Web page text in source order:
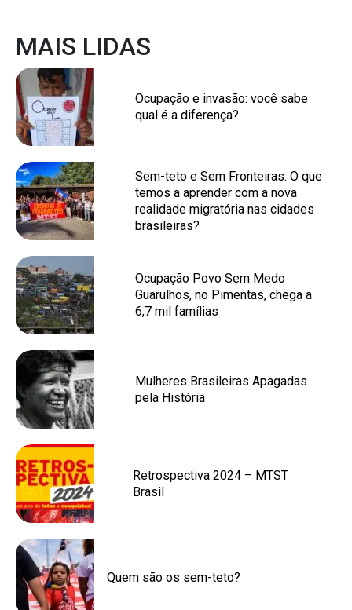
MAIS LIDAS
Ocupação e invasão: você sabe
qual é a diferença?
Sem-teto e Sem Fronteiras: O que
temos a aprender com a nova
realidade migratória nas cidades
brasileiras?
Ocupação Povo Sem Medo
Guarulhos, no Pimentas, chega a
6,7 mil famílias
Mulheres Brasileiras Apagadas
pela História
Retrospectiva 2024 – MTST
Brasil
Quem são os sem-teto?